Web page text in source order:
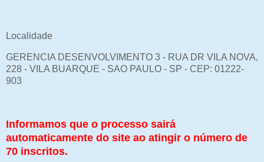
Localidade
GERENCIA DESENVOLVIMENTO 3 - RUA DR VILA NOVA,
228 - VILA BUARQUE - SAO PAULO - SP - CEP: 01222-
903
Informamos que o processo sairá
automaticamente do site ao atingir o número de
70 inscritos.